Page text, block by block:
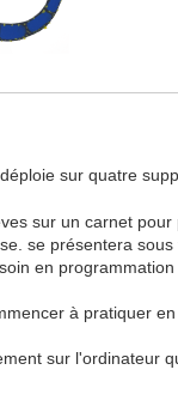
sur quatre
sur un carnet
se présentera
en
à pratiquer
sur l'ordinateur